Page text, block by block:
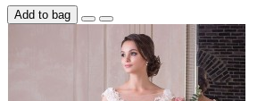
Add to bag